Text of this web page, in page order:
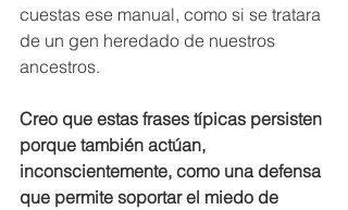
cuestas ese manual, como si se tratara
de un gen heredado de nuestros
ancestros.
Creo que estas frases típicas persisten
porque también actúan,
inconscientemente, como una defensa
que permite soportar el miedo de